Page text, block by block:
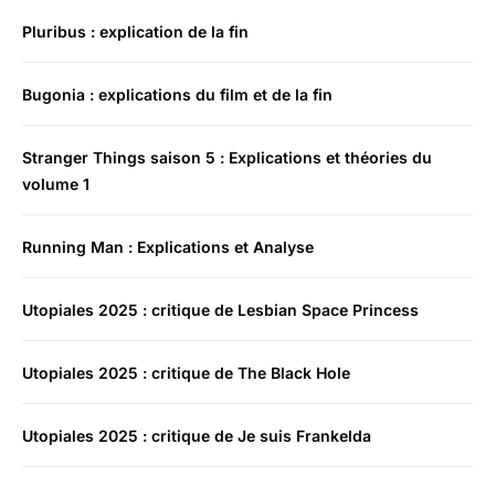
Pluribus : explication de la fin
Bugonia : explications du film et de la fin
Stranger Things saison 5 : Explications et théories du
volume 1
Running Man : Explications et Analyse
Utopiales 2025 : critique de Lesbian Space Princess
Utopiales 2025 : critique de The Black Hole
Utopiales 2025 : critique de Je suis Frankelda